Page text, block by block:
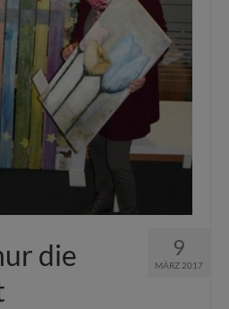
9
MÄRZ 2017
die